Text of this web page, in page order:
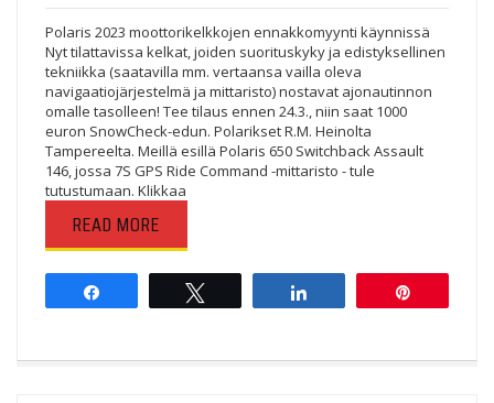
Polaris 2023 moottorikelkkojen ennakkomyynti käynnissä
Nyt tilattavissa kelkat, joiden suorituskyky ja edistyksellinen
tekniikka (saatavilla mm. vertaansa vailla oleva
navigaatiojärjestelmä ja mittaristo) nostavat ajonautinnon
omalle tasolleen! Tee tilaus ennen 24.3., niin saat 1000
euron SnowCheck-edun. Polarikset R.M. Heinolta
Tampereelta. Meillä esillä Polaris 650 Switchback Assault
146, jossa 7S GPS Ride Command -mittaristo - tule
tutustumaan. Klikkaa
READ MORE